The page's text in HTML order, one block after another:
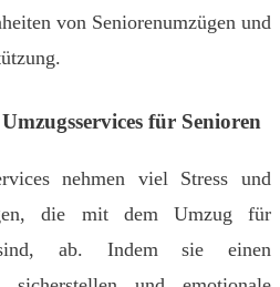
von Seniorenumzügen und
für Senioren
nehmen viel Stress und
die mit dem Umzug für
sind, ab. Indem sie einen